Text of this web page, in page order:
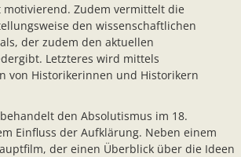
Zudem vermittelt die
den wissenschaftlichen
der zudem den aktuellen
Letzteres wird mittels
von Historikerinnen und Historikern
den Absolutismus im 18.
Einfluss der Aufklärung. Neben einem
der einen Überblick über die Ideen